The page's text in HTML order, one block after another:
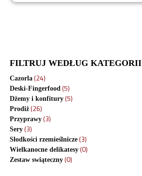
FILTRUJ WEDŁUG KATEGORII
Cazorla (24)
Deski-Fingerfood (5)
Dżemy i konfitury (5)
Prodiż (26)
Przyprawy (3)
Sery (3)
Słodkości rzemieślnicze (3)
Wielkanocne delikatesy (0)
Zestaw swiąteczny (0)